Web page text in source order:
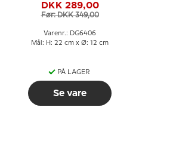
DKK 289,00
Før: DKK 349,00
Varenr.: DG6406
Mål: H: 22 cm x Ø: 12 cm
PÅ LAGER
Se vare